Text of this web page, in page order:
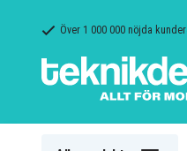
Över 1 000 000 nöjda kunder